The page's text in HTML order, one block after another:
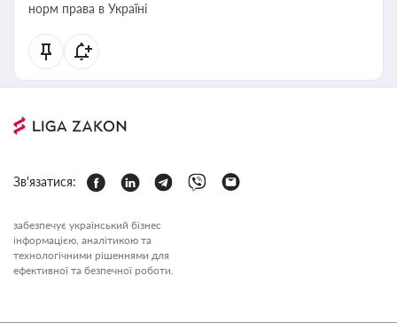
норм права в Україні
Зв'язатися:
забезпечує український бізнес
інформацією, аналітикою та
технологічними рішеннями для
ефективної та безпечної роботи.